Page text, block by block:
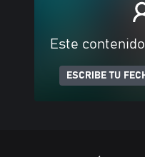
Este
ESCRIBE TU